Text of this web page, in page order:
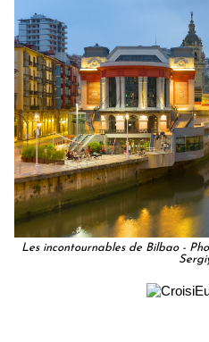
Les incontournables de Bilbao -